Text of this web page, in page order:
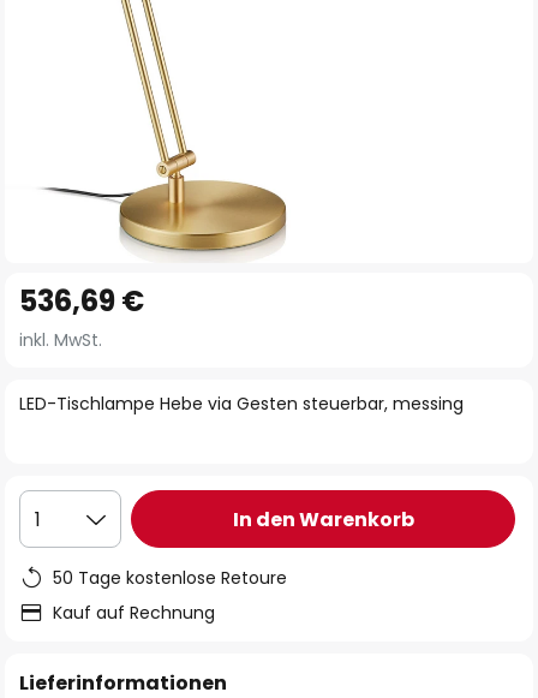
Anfang
der
springen
LED-Tischlampe Hebe via Gesten steuerbar, messing
536,69 €
inkl. MwSt.
1 In den Warenkorb
50 Tage kostenlose Retoure
Kauf auf Rechnung
Lieferinformationen